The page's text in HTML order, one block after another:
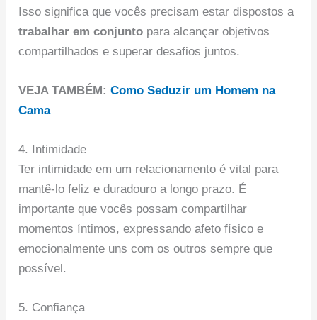
Isso significa que vocês precisam estar dispostos a
trabalhar em conjunto para alcançar objetivos
compartilhados e superar desafios juntos.
VEJA TAMBÉM:Como Seduzir um Homem na
Cama
4. Intimidade
Ter intimidade em um relacionamento é vital para
mantê-lo feliz e duradouro a longo prazo. É
importante que vocês possam compartilhar
momentos íntimos, expressando afeto físico e
emocionalmente uns com os outros sempre que
possível.
5. Confiança